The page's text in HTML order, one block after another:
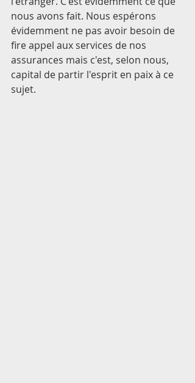
nous avons fait. Nous espérons
évidemment ne pas avoir besoin de
fire appel aux services de nos
assurances mais c'est, selon nous,
capital de partir l'esprit en paix à ce
sujet.